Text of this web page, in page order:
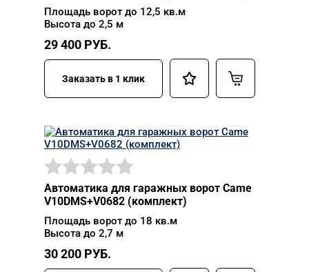
Площадь ворот до 12,5 кв.м
Высота до 2,5 м
29 400 РУБ.
Заказать в 1 клик
Автоматика для гаражных ворот Came
V10DMS+V0682 (комплект)
Площадь ворот до 18 кв.м
Высота до 2,7 м
30 200 РУБ.